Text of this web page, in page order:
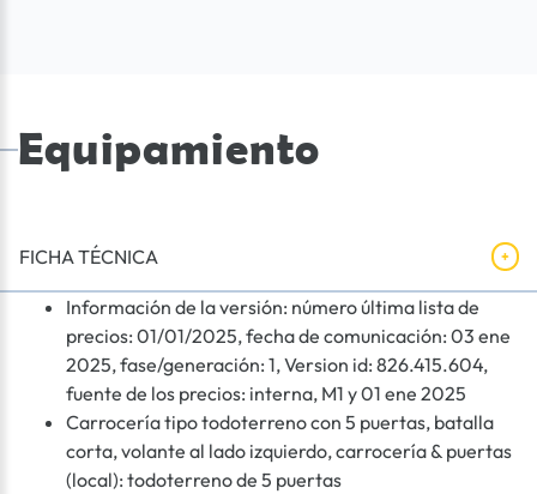
Equipamiento
FICHA TÉCNICA
Información de la versión: número última lista de
precios: 01/01/2025, fecha de comunicación: 03 ene
2025, fase/generación: 1, Version id: 826.415.604,
fuente de los precios: interna, M1 y 01 ene 2025
Carrocería tipo todoterreno con 5 puertas, batalla
corta, volante al lado izquierdo, carrocería & puertas
(local): todoterreno de 5 puertas